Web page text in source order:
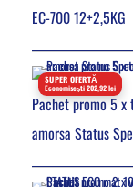
EC-700 12+2,5KG
SUPER OFERTĂ
Economisești 202,92 lei
Pachet promo 5
amorsa Status